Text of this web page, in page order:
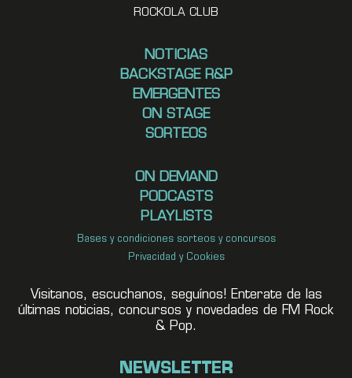
ROCKOLA CLUB
NOTICIAS
BACKSTAGE R&P
EMERGENTES
ON STAGE
SORTEOS
ON DEMAND
PODCASTS
PLAYLISTS
Bases y condiciones sorteos y concursos
Privacidad y Cookies
Visitanos, escuchanos, seguínos! Enterate de las
últimas noticias, concursos y novedades de FM Rock
& Pop.
NEWSLETTER